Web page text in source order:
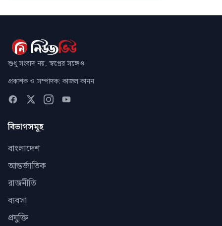
শুধু সংবাদ নয়, স্বপ্নের সঙ্গেও
প্রকাশক ও সম্পাদক: কাজল কানন
বিভাগসমূহ
বাংলাদেশ
আন্তর্জাতিক
রাজনীতি
ব্যবসা
প্রযুক্তি